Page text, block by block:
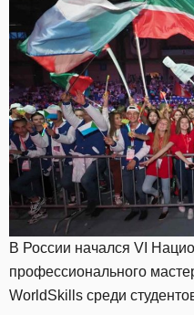
В России начался VI
профессионального
WorldSkills среди